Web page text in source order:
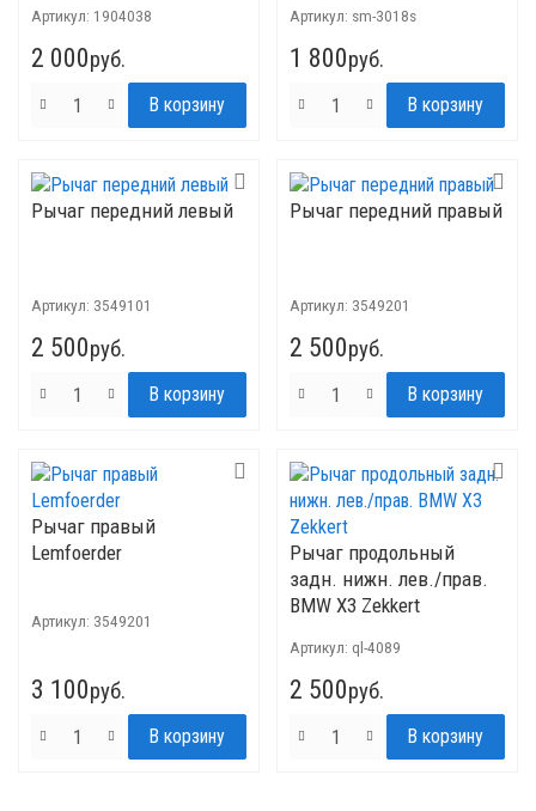
Артикул: 1904038
2 000руб.
Артикул: sm-3018s
1 800руб.
Рычаг передний левый
Артикул: 3549101
2 500руб.
Рычаг передний правый
Артикул: 3549201
2 500руб.
Рычаг правый
Lemfoerder
Артикул: 3549201
3 100руб.
Рычаг продольный
задн. нижн. лев./прав.
BMW X3 Zekkert
Артикул: ql-4089
2 500руб.